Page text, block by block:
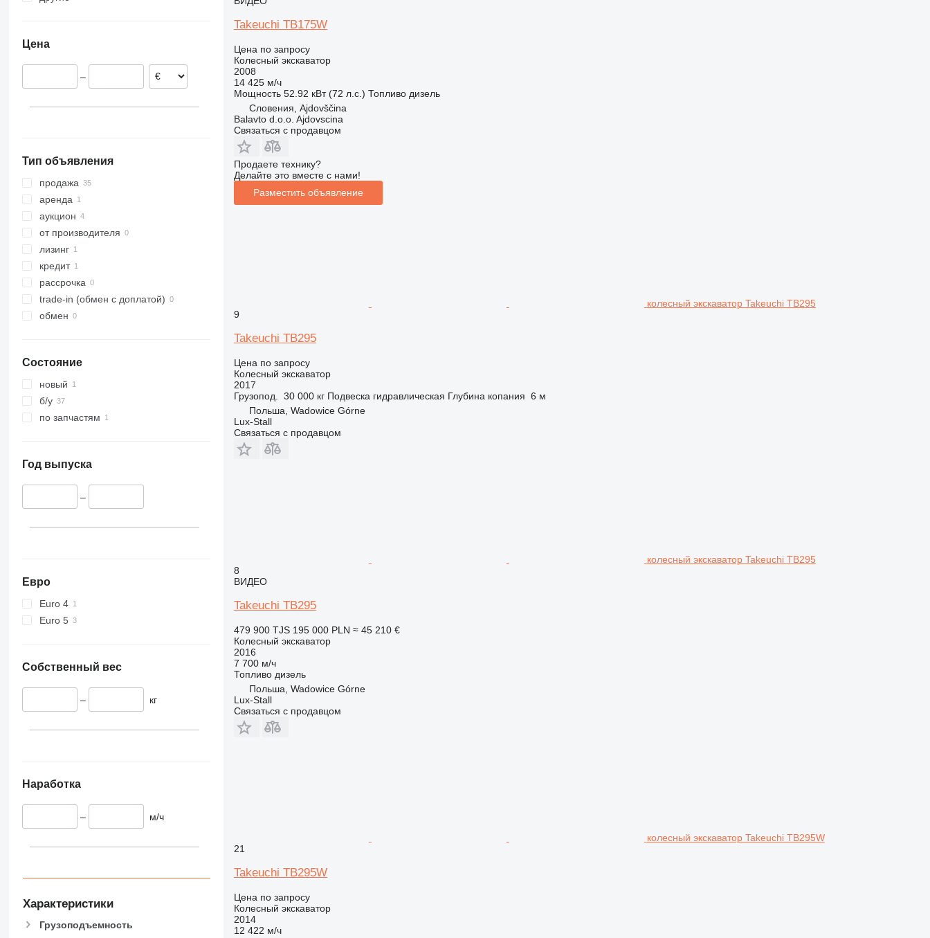
Чехия
Словения
Цена
–
Тип объявления
продажа
аренда
аукцион
от производителя
лизинг
кредит
рассрочка
trade-in (обмен с доплатой)
обмен
Состояние
новый
б/у
по запчастям
Год выпуска
–
Евро
Euro 4
Euro 5
Собственный вес
– кг
Наработка
– м/ч
Характеристики
Грузоподъемность
Takeuchi TB175W
Цена по запросу
Колесный экскаватор
2008
14 425 м/ч
Мощность 52.92 кВт (72 л.с.) Топливо дизель
Словения, Ajdovščina
Balavto d.o.o. Ajdovscina
Связаться с продавцом
Продаете технику?
Делайте это вместе с нами!
Разместить объявление
колесный экскаватор Takeuchi TB295
9
Takeuchi TB295
Цена по запросу
Колесный экскаватор
2017
Грузопод.
30 000 кг Подвеска гидравлическая Глубина копания 6 м
Польша, Wadowice Górne
Lux-Stall
Связаться с продавцом
колесный экскаватор Takeuchi TB295
8
ВИДЕО
Takeuchi TB295
479 900 TJS 195 000 PLN ≈ 45 210 €
Колесный экскаватор
2016
7 700 м/ч
Топливо дизель
Польша, Wadowice Górne
Lux-Stall
Связаться с продавцом
колесный экскаватор Takeuchi TB295W
21
Takeuchi TB295W
Цена по запросу
Колесный экскаватор
2014
12 422 м/ч